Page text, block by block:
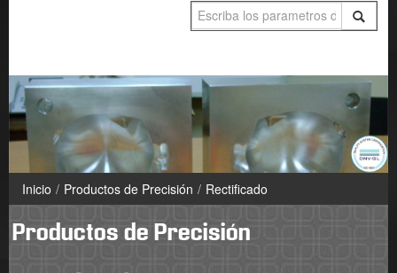
Inicio / Productos de Precisión / Rectificado
Productos de Precisión